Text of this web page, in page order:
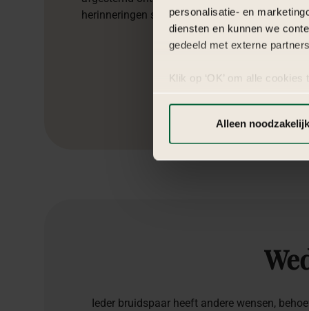
personalisatie- en
diensten en kunnen we
gedeeld met externe
Klik op ‘OK’ om alle
Alleen
herinneringen samenkomen.
Ieder bruidspaar heeft andere wensen,